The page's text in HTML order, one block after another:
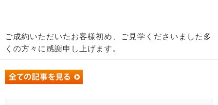
ご成約いただいたお客様初め、ご見学くださいました多
くの方々に感謝申し上げます。